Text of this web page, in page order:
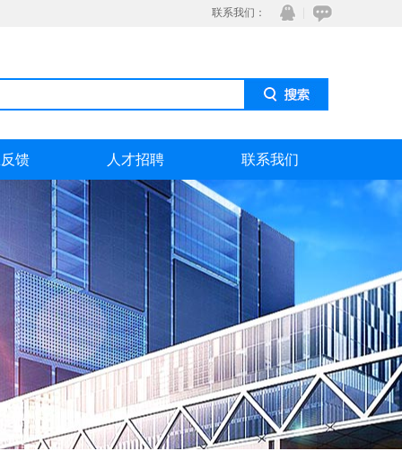
联系我们：
在线咨
QQ
馈 人才招聘 联系我们